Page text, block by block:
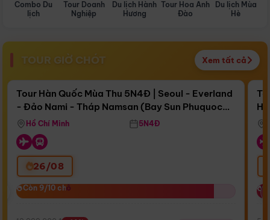
Combo Du
lịch
Tour Doanh
Nghiệp
Du lịch Hành
Hương
Tour Hoa Anh
Đào
Du lịch Mùa
Hè
TOUR GIỜ CHÓT Xem tất cả
Còn17 ngày 07:40:21
Bay Sun Phuquoc Airways
Điểm nổi bật
Tour Hàn Quốc Mùa Thu 5N4Đ | Seoul - Everland
- Đảo Nami - Tháp Namsan (Bay Sun Phuquoc
Airways)
Hồ Chí Minh 5N4Đ
26/08
Còn 9/10 chỗ
Còn 9/10 chỗ